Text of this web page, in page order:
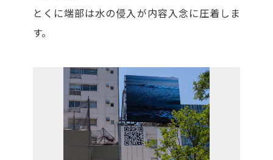
とくに端部は水の侵入が内容入念に圧着しま
す。